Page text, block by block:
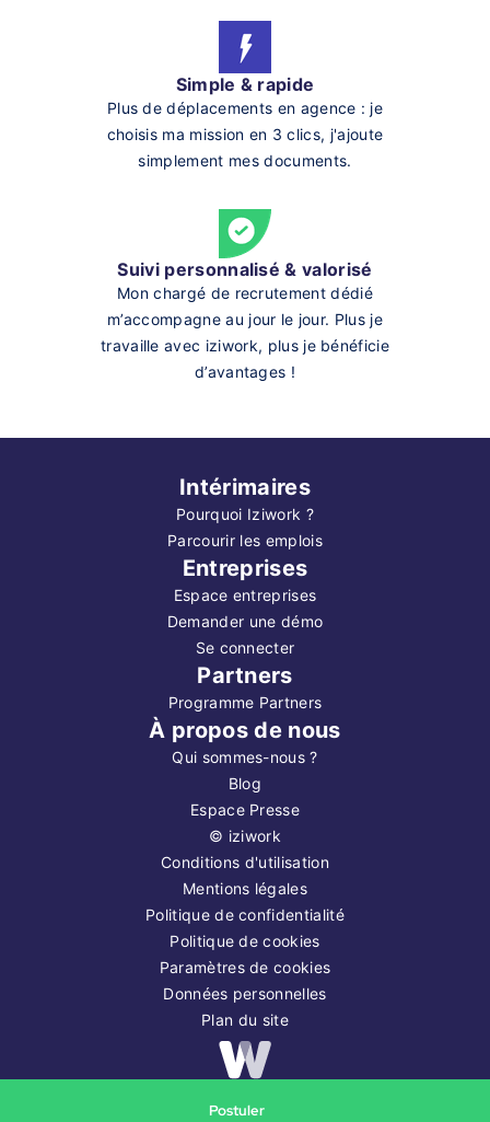
Postuler
Simple & rapide
Plus de déplacements en agence : je
choisis ma mission en 3 clics, j'ajoute
simplement mes documents.
Suivi personnalisé & valorisé
Mon chargé de recrutement dédié
m’accompagne au jour le jour. Plus je
travaille avec iziwork, plus je bénéficie
d’avantages !
Intérimaires
Pourquoi Iziwork ?
Parcourir les emplois
Entreprises
Espace entreprises
Demander une démo
Se connecter
Partners
Programme Partners
À propos de nous
Qui sommes-nous ?
Blog
Espace Presse
© iziwork
Conditions d'utilisation
Mentions légales
Politique de confidentialité
Politique de cookies
Paramètres de cookies
Données personnelles
Plan du site